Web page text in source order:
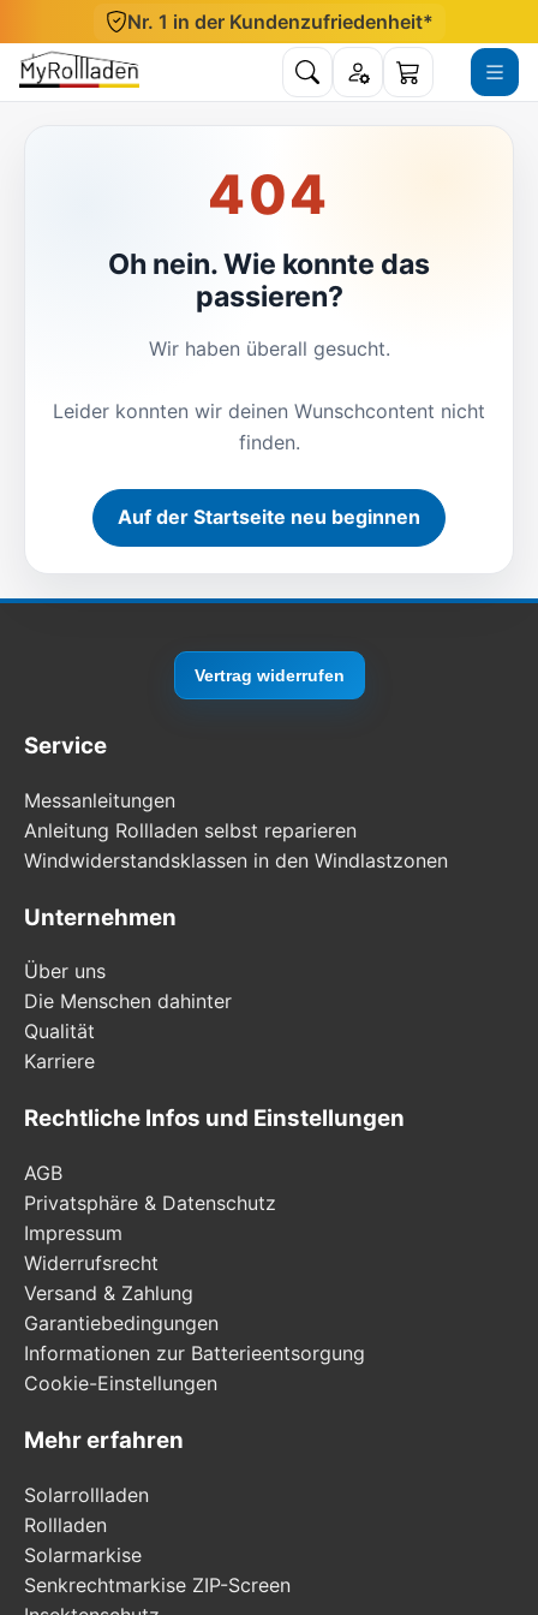
Direkt zum InhaltNr. 1 in der Kundenzufriedenheit*
Suche öffnen
Konto WarenkorbMenü
404
Oh nein. Wie konnte das
passieren?
Wir haben überall gesucht.
Leider konnten wir deinen Wunschcontent nicht
finden.
Auf der Startseite neu beginnen
Vertrag widerrufen
Service
Messanleitungen
Anleitung Rollladen selbst reparieren
Windwiderstandsklassen in den Windlastzonen
Unternehmen
Über uns
Die Menschen dahinter
Qualität
Karriere
Rechtliche Infos und Einstellungen
AGB
Privatsphäre & Datenschutz
Impressum
Widerrufsrecht
Versand & Zahlung
Garantiebedingungen
Informationen zur Batterieentsorgung
Cookie-Einstellungen
Mehr erfahren
Solarrollladen
Rollladen
Solarmarkise
Senkrechtmarkise ZIP-Screen